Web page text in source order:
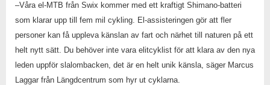
–Våra el-MTB från Swix kommer med ett kraftigt Shimano-batteri
som klarar upp till fem mil cykling. El-assisteringen gör att fler
personer kan få uppleva känslan av fart och närhet till naturen på ett
helt nytt sätt. Du behöver inte vara elitcyklist för att klara av den nya
leden uppför slalombacken, det är en helt unik känsla, säger Marcus
Laggar från Längdcentrum som hyr ut cyklarna.